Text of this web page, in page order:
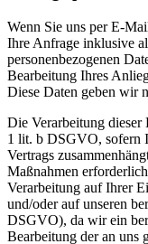
Wenn Sie uns per E-
Ihre Anfrage inklusive
personenbezogenen
Bearbeitung Ihres
Diese Daten geben wir
Die Verarbeitung
1 lit. b DSGVO, sofern
Vertrags
Maßnahmen
Verarbeitung auf Ihrer
und/oder auf unseren
DSGVO), da wir ein
Bearbeitung der an uns